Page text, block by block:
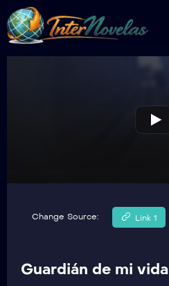
Change Source: Link 1
Guardián de mi vida